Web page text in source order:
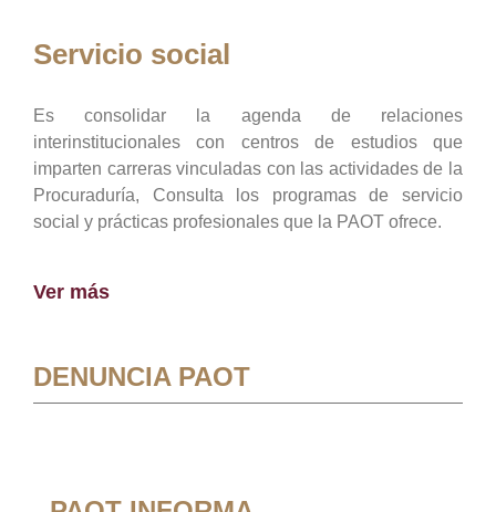
Servicio social
Es consolidar la agenda de relaciones
interinstitucionales con centros de estudios que
imparten carreras vinculadas con las actividades de la
Procuraduría, Consulta los programas de servicio
social y prácticas profesionales que la PAOT ofrece.
Ver más
DENUNCIA PAOT